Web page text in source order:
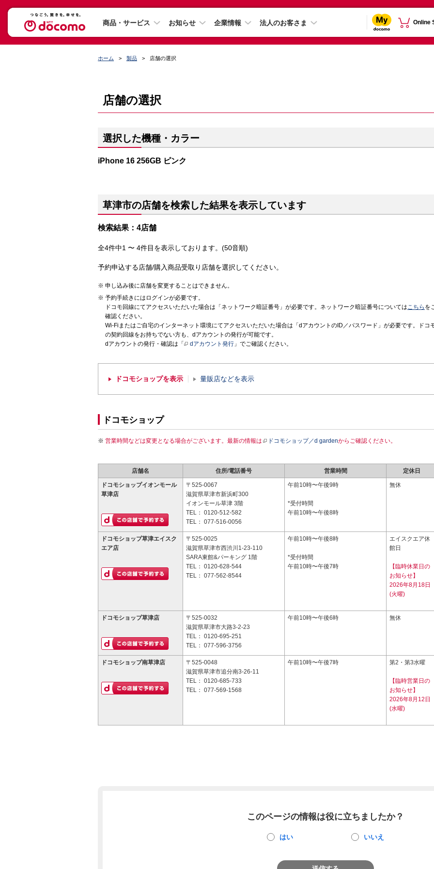
商品・サービス お知らせ 企業情報 法人のお客さま Online
ホーム 製品 店舗の選択
店舗の選択
選択した機種・カラー
iPhone 16 256GB ピンク
草津市の店舗を検索した結果を表示しています
検索結果：4店舗
全4件中1 〜 4件目を表示しております。(50音順)
予約申込する店舗/購入商品受取り店舗を選択してください。
申し込み後に店舗を変更することはできません。
予約手続きにはログインが必要です。
ドコモ回線にてアクセスいただいた場合は「ネットワーク暗証番号」が必要です。ネットワーク暗証番号についてはこちら を
確認ください。
Wi-Fiまたはご自宅のインターネット環境にてアクセスいただいた場合は「dアカウントのID／パスワード」が必要です。ドコ
の契約回線をお持ちでない方も、dアカウントの発行が可能です。
dアカウントの発行・確認は「
dアカウント発行 」でご確認ください。
ドコモショップを表示 量販店などを表示
ドコモショップ
営業時間などは変更となる場合がございます。最新の情報は ドコモショップ／d gardenからご確認ください。
店舗名 住所/電話番号 営業時間 定休日
ドコモショップイオンモール
草津店
〒525-0067
滋賀県草津市新浜町300
イオンモール草津 3階
TEL： 0120-512-582
TEL： 077-516-0056
午前10時〜午後9時
*受付時間
午前10時〜午後8時
無休
ドコモショップ草津エイスク
エア店
〒525-0025
滋賀県草津市西渋川1-23-110
SARA東館&パーキング 1階
TEL： 0120-628-544
TEL： 077-562-8544
午前10時〜午後8時
*受付時間
午前10時〜午後7時
エイスクエア休
館日
【臨時休業日の
お知らせ】
2026年8月18日
(火曜)
ドコモショップ草津店
〒525-0032
滋賀県草津市大路3-2-23
TEL： 0120-695-251
TEL： 077-596-3756
午前10時〜午後6時 無休
ドコモショップ南草津店
〒525-0048
滋賀県草津市追分南3-26-11
TEL： 0120-685-733
TEL： 077-569-1568
午前10時〜午後7時 第2・第3水曜
【臨時営業日の
お知らせ】
2026年8月12日
(水曜)
このページの情報は役に立ちましたか？
はい いいえ